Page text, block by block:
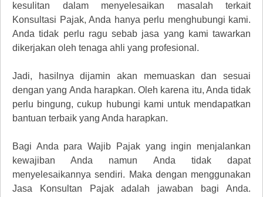
kesulitan dalam menyelesaikan masalah terkait
Konsultasi Pajak, Anda hanya perlu menghubungi kami.
Anda tidak perlu ragu sebab jasa yang kami tawarkan
dikerjakan oleh tenaga ahli yang profesional.
Jadi, hasilnya dijamin akan memuaskan dan sesuai
dengan yang Anda harapkan. Oleh karena itu, Anda tidak
perlu bingung, cukup hubungi kami untuk mendapatkan
bantuan terbaik yang Anda harapkan.
Bagi Anda para Wajib Pajak yang ingin menjalankan
kewajiban Anda namun Anda tidak dapat
menyelesaikannya sendiri. Maka dengan menggunakan
Jasa Konsultan Pajak adalah jawaban bagi Anda.